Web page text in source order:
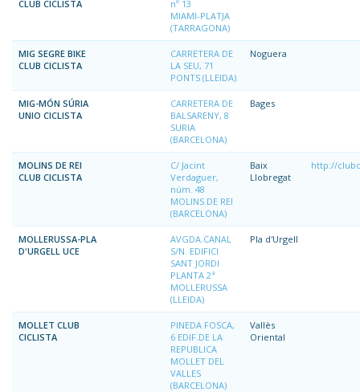
CLUB CICLISTA
nº 13
MIAMI-PLATJA
(TARRAGONA)
MIG SEGRE BIKE
CLUB CICLISTA
CARRETERA DE
LA SEU, 71
PONTS (LLEIDA)
Noguera
MIG-MÓN SÚRIA
UNIO CICLISTA
CARRETERA DE
BALSARENY, 8
SURIA
(BARCELONA)
Bages
MOLINS DE REI
CLUB CICLISTA
C/ Jacint
Verdaguer,
núm. 48
MOLINS DE REI
(BARCELONA)
Baix
Llobregat
http://
MOLLERUSSA-PLA
D'URGELL UCE
AVGDA.CANAL
S/N. EDIFICI
SANT JORDI
PLANTA 2ª
MOLLERUSSA
(LLEIDA)
Pla d'Urgell
MOLLET CLUB
CICLISTA
PINEDA FOSCA,
6 EDIF.DE LA
REPUBLICA
MOLLET DEL
VALLES
(BARCELONA)
Vallès
Oriental